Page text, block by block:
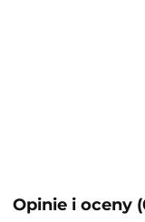
Opinie i oceny